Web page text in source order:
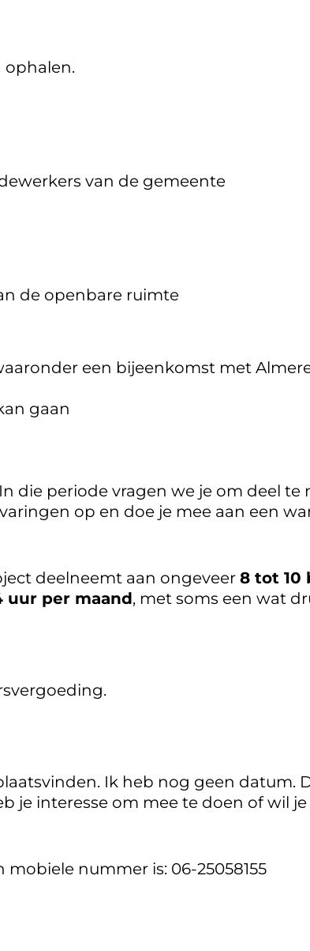
van de gemeente
de openbare ruimte
een bijeenkomst met
gaan
die periode vragen we je om deel
op en doe je mee aan een
deelneemt aan ongeveer 8 tot 10
uur per maand, met soms een wat
Ik heb nog geen datum.
je interesse om mee te doen of wil
mobiele nummer is: 06-25058155